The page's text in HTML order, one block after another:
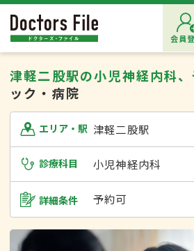
会員
津軽二股駅の小児神経内科
ック・病院
エリア・駅 津軽二股駅
診療科目 小児神経内科
詳細条件 予約可